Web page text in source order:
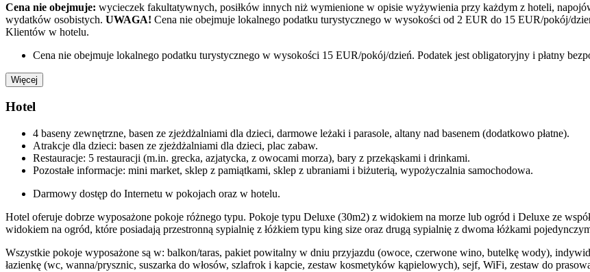
Cena nie obejmuje: wycieczek fakultatywnych, posiłków innych niż wymienione w opisie wyżywienia przy każdym z hoteli,
wydatków osobistych. UWAGA! Cena nie obejmuje lokalnego podatku turystycznego w wysokości od 2 EUR do 15 EUR/pokój/
Klientów w hotelu.
Cena nie obejmuje lokalnego podatku turystycznego w wysokości 15 EUR/pokój/dzień. Podatek jest obligatoryjny i płatny
Więcej
Hotel
4 baseny zewnętrzne, basen ze zjeżdżalniami dla dzieci, darmowe leżaki i parasole, altany nad basenem (dodatkowo płatne).
Atrakcje dla dzieci: basen ze zjeżdżalniami dla dzieci, plac zabaw.
Restauracje: 5 restauracji (m.in. grecka, azjatycka, z owocami morza), bary z przekąskami i drinkami.
Pozostałe informacje: mini market, sklep z pamiątkami, sklep z ubraniami i biżuterią, wypożyczalnia samochodowa.
Darmowy dostęp do Internetu w pokojach oraz w hotelu.
Hotel oferuje dobrze wyposażone pokoje różnego typu. Pokoje typu Deluxe (30m2) z widokiem na morze lub ogród i Deluxe ze
widokiem na ogród, które posiadają przestronną sypialnię z łóżkiem typu king size oraz drugą sypialnię z dwoma łóżkami
Wszystkie pokoje wyposażone są w: balkon/taras, pakiet powitalny w dniu przyjazdu (owoce, czerwone wino, butelkę wody),
łazienkę (wc, wanna/prysznic, suszarka do włosów, szlafrok i kapcie, zestaw kosmetyków kąpielowych), sejf, WiFi, zestaw do